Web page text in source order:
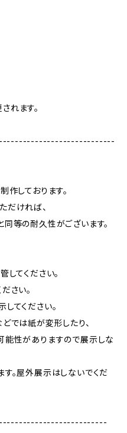
れます。
作しております。
だければ、
等の耐久性がございます。
してください。
さい。
てください。
では紙が変形したり、
能性がありますので展示しな
。屋外展示はしないでくだ